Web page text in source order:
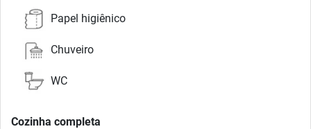
Papel higiênico
Chuveiro
WC
Cozinha completa